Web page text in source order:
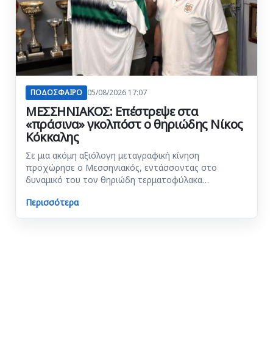
ΠΟΔΟΣΦΑΙΡΟ 05/08/2026 17:07
ΜΕΣΣΗΝΙΑΚΟΣ: Επέστρεψε στα
«πράσινα» γκολπόστ ο θηριώδης Νίκος
Κόκκαλης
Σε μια ακόμη αξιόλογη μεταγραφική κίνηση
προχώρησε ο Μεσσηνιακός, εντάσσοντας στο
δυναμικό του τον θηριώδη τερματοφύλακα…
Περισσότερα